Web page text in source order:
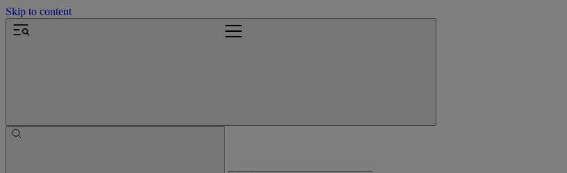
Skip to content